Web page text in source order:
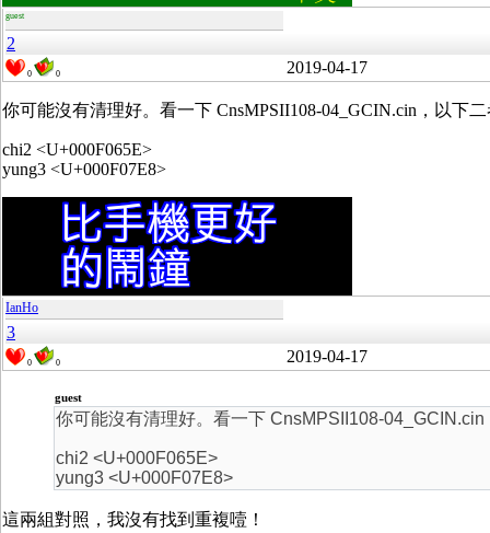
guest
2
0 0 2019-04-17
你可能沒有清理好。看一下 CnsMPSII108-04_GCIN.cin，以下
chi2 <U+000F065E>
yung3 <U+000F07E8>
IanHo
3
0 0 2019-04-17
guest
你可能沒有清理好。看一下 CnsMPSII108-
chi2 <U+000F065E>
yung3 <U+000F07E8>
這兩組對照，我沒有找到重複噎！